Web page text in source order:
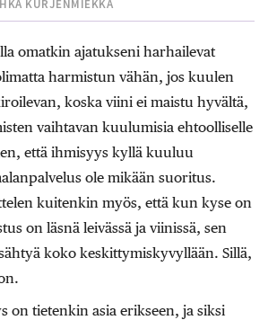
KURJENMIEKKA
omatkin ajatukseni harhailevat
harmistun vähän, jos kuulen
koska viini ei maistu hyvältä,
vaihtavan kuulumisia ehtoolliselle
että ihmisyys kyllä kuuluu
ole mikään suoritus.
kuitenkin myös, että kun kyse on
on läsnä leivässä ja viinissä, sen
koko keskittymiskyvyllään. Sillä,
on tietenkin asia erikseen, ja siksi